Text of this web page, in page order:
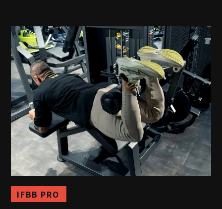
IFBB PRO